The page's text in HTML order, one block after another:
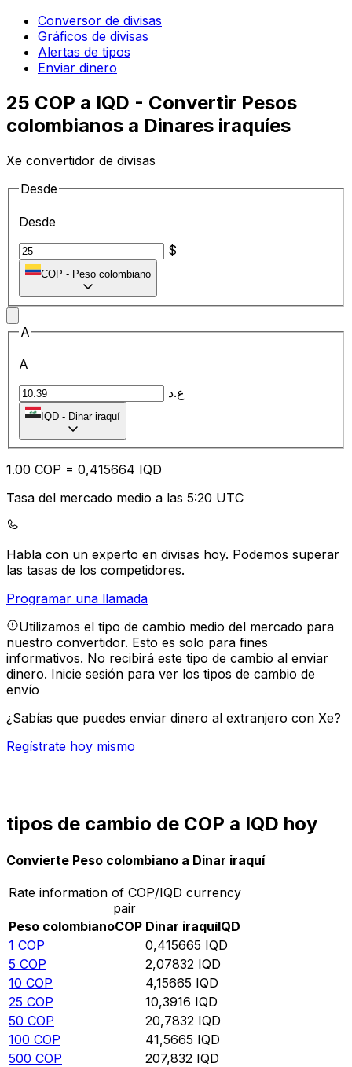
Conversor de divisas
Gráficos de divisas
Alertas de tipos
Enviar dinero
25 COP a IQD - Convertir Pesos
colombianos a Dinares iraquíes
Xe convertidor de divisas
Desde
Desde
$
COP - Peso colombiano
A
A
ع.د
IQD - Dinar iraquí
1.00 COP = 0,415664 IQD
Tasa del mercado medio a las 5:20 UTC
Habla con un experto en divisas hoy. Podemos superar
las tasas de los competidores.
Programar una llamada
Utilizamos el tipo de cambio medio del mercado para
nuestro convertidor. Esto es solo para fines
informativos. No recibirá este tipo de cambio al enviar
dinero. Inicie sesión para ver los tipos de cambio de
envío
¿Sabías que puedes enviar dinero al extranjero con Xe?
Regístrate hoy mismo
tipos de cambio de COP a IQD hoy
Convierte Peso colombiano a Dinar iraquí
Rate information of COP/IQD currency
pair
Peso colombianoCOP Dinar iraquíIQD
1 COP 0,415665 IQD
5 COP 2,07832 IQD
10 COP 4,15665 IQD
25 COP 10,3916 IQD
50 COP 20,7832 IQD
100 COP 41,5665 IQD
500 COP 207,832 IQD